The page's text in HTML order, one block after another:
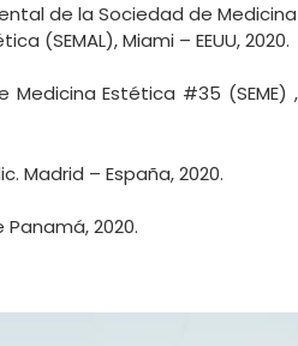
de la Sociedad de Medicina
(SEMAL), Miami – EEUU, 2020.
Estética #35 (SEME) ,
Madrid – España, 2020.
Panamá, 2020.